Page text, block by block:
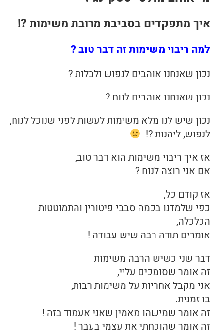
בריאות
תזונה
טיפולים
עיסוי
איך מתפקדים בסביבת מרובת משימות ?!
למה ריבוי משימות זה דבר טוב ?
נכון שאנחנו אוהבים לנפוש ולבלות ?
נכון שאנחנו אוהבים לנוח ?
נכון שיש לנו מלא משימות לעשות לפני שנוכל לנוח,
לנפוש, ליהנות ?!
אז איך ריבוי משימות הוא דבר טוב,
אם אני רוצה לנוח ?
אז קודם כל,
כפי שלמדנו בכמה סבבי פיטורין והתמוטטות
הכלכלה,
אומרים תודה רבה שיש עבודה !
דבר שני כשיש הרבה משימות
זה אומר שסומכים עליי,
אני מקבל אחריות על משימות רבות,
בו זמנית.
זה אומר שמישהו מאמין שאני אעמוד בזה !
זה אומר שהוכחתי את עצמי בעבר !